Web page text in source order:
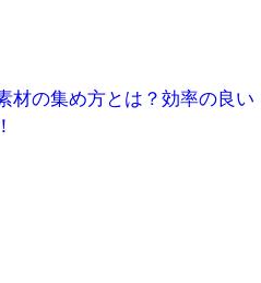
材の集め方とは？効率の良い